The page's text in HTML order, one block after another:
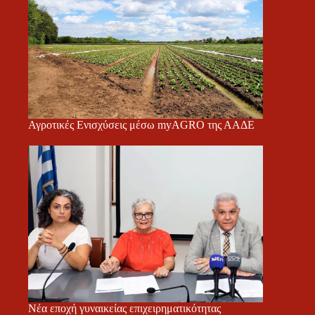
Αγροτικές Ενισχύσεις μέσω myAGRO της ΑΑΔΕ
Νέα εποχή γυναικείας επιχειρηματικότητας